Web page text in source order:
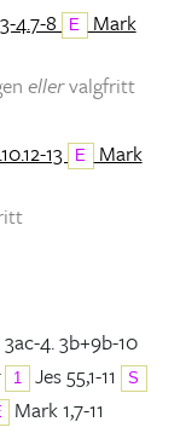
4.7-8 E Mark
ellervalgfritt
13 E Mark
4. 3b+9b-10
1 Jes 55,1-11 S
Mark 1,7-11